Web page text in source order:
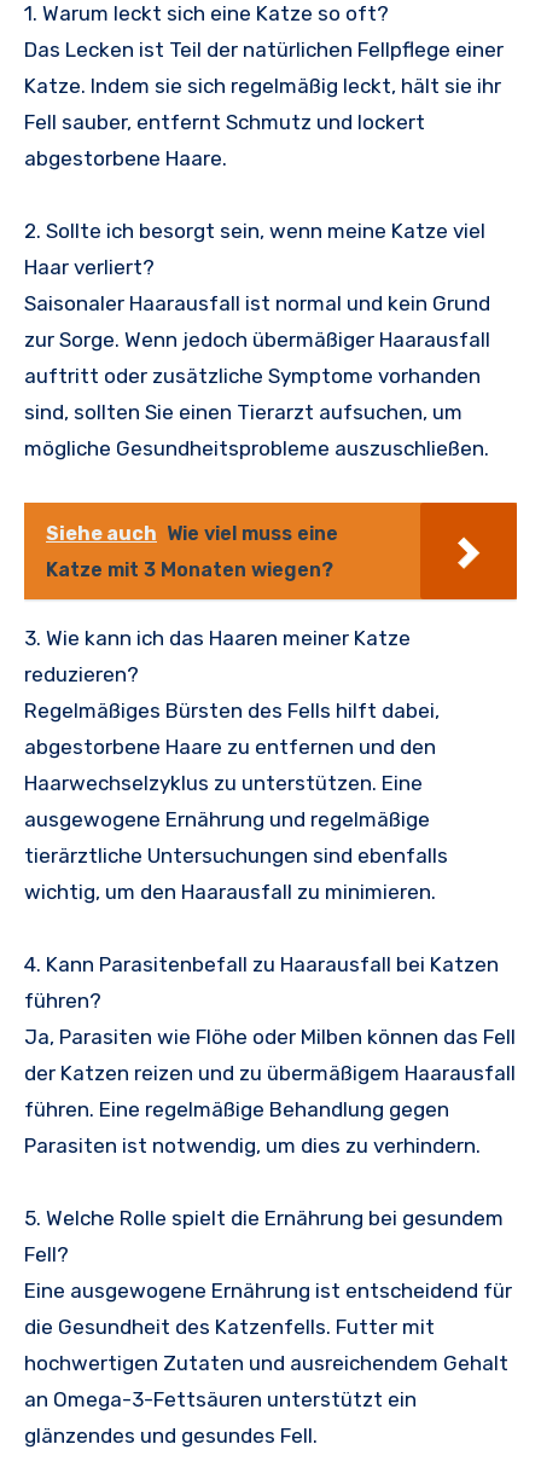
1. Warum leckt sich eine Katze so oft?
Das Lecken ist Teil der natürlichen Fellpflege einer
Katze. Indem sie sich regelmäßig leckt, hält sie ihr
Fell sauber, entfernt Schmutz und lockert
abgestorbene Haare.
2. Sollte ich besorgt sein, wenn meine Katze viel
Haar verliert?
Saisonaler Haarausfall ist normal und kein Grund
zur Sorge. Wenn jedoch übermäßiger Haarausfall
auftritt oder zusätzliche Symptome vorhanden
sind, sollten Sie einen Tierarzt aufsuchen, um
mögliche Gesundheitsprobleme auszuschließen.
Siehe auch Wie viel muss eine
Katze mit 3 Monaten wiegen?
3. Wie kann ich das Haaren meiner Katze
reduzieren?
Regelmäßiges Bürsten des Fells hilft dabei,
abgestorbene Haare zu entfernen und den
Haarwechselzyklus zu unterstützen. Eine
ausgewogene Ernährung und regelmäßige
tierärztliche Untersuchungen sind ebenfalls
wichtig, um den Haarausfall zu minimieren.
4. Kann Parasitenbefall zu Haarausfall bei Katzen
führen?
Ja, Parasiten wie Flöhe oder Milben können das Fell
der Katzen reizen und zu übermäßigem Haarausfall
führen. Eine regelmäßige Behandlung gegen
Parasiten ist notwendig, um dies zu verhindern.
5. Welche Rolle spielt die Ernährung bei gesundem
Fell?
Eine ausgewogene Ernährung ist entscheidend für
die Gesundheit des Katzenfells. Futter mit
hochwertigen Zutaten und ausreichendem Gehalt
an Omega-3-Fettsäuren unterstützt ein
glänzendes und gesundes Fell.